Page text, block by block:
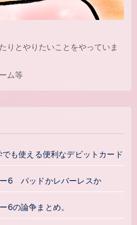
りとやりたいことをやっていま
ム等
も使える便利なデビットカード
6 パッドかレバーレスか
6の論争まとめ。